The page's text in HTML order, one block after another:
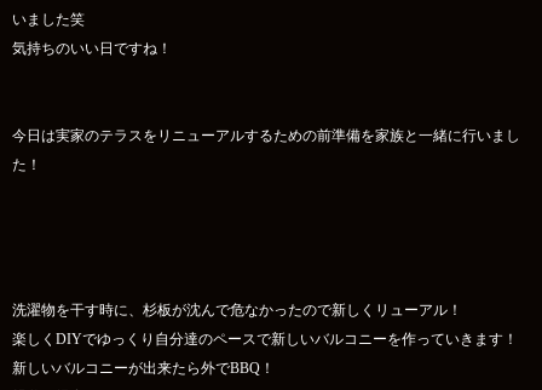
いました笑
気持ちのいい日ですね！
今日は実家のテラスをリニューアルするための前準備を家族と一緒に行いまし
た！
洗濯物を干す時に、杉板が沈んで危なかったので新しくリューアル！
楽しくDIYでゆっくり自分達のペースで新しいバルコニーを作っていきます！
新しいバルコニーが出来たら外でBBQ！